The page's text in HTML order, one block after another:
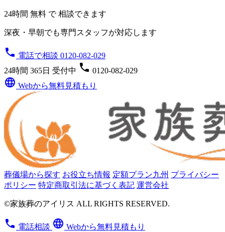
24時間 無料 で 相談できます
深夜・早朝でも専門スタッフが対応します
phone 電話で相談 0120-082-029
24時間 365日 受付中 phone 0120-082-029
language Webから無料見積もり
葬儀場から探す お役立ち情報 定額プラン九州 プライバシー
ポリシー 特定商取引法に基づく表記 運営会社
©家族葬のアイリス ALL RIGHTS RESERVED.
phone 電話相談 language Webから無料見積もり